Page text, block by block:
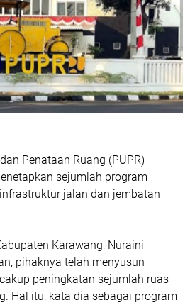
Penataan Ruang (PUPR)
sejumlah program
jalan dan jembatan
Karawang, Nuraini
pihaknya telah menyusun
peningkatan sejumlah ruas
Hal itu, kata dia sebagai program